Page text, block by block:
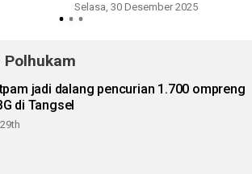
Selasa, 30 Desember 2025
jadi dalang pencurian 1.700 ompreng
di Tangsel